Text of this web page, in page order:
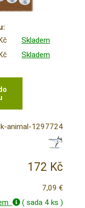
Skladem
Skladem
animal-1297724
172 Kč
7,09 €
( sada 4 ks )